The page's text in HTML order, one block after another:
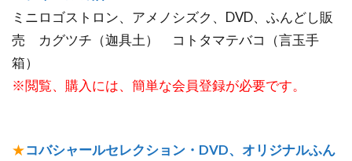
ミニロゴストロン、アメノシズク、DVD、ふんどし販
売 カグツチ（迦具土） コトタマテバコ（言玉手
箱）
※閲覧、購入には、簡単な会員登録が必要です。
★コバシャールセレクション・DVD、オリジナルふん